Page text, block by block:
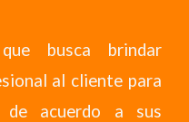
busca brindar
al cliente para
de acuerdo a sus